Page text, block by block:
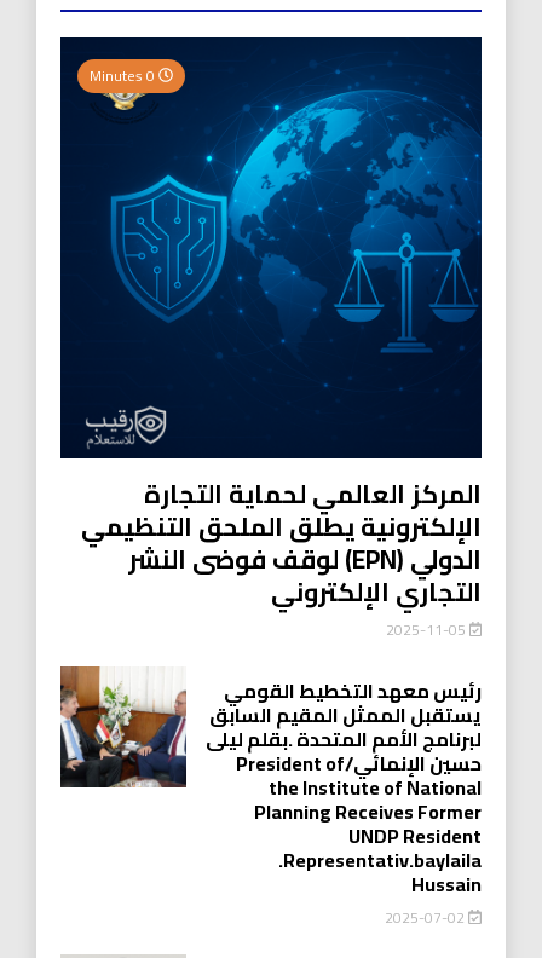
المركز العالمي لحماية التجارة
الإلكترونية يطلق الملحق التنظيمي
الدولي (EPN) لوقف فوضى النشر
التجاري الإلكتروني
رئيس معهد التخطيط القومي
يستقبل الممثل المقيم السابق
لبرنامج الأمم المتحدة .بقلم ليلى
حسين الإنمائي/President of
the Institute of National
Planning Receives Former
UNDP Resident
.Representativ.baylaila
Hussain
2025-07-02